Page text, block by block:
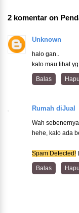
2 komentar on
Unknown
halo gan..
kalo mau lihat
Balas
Rumah diJual
Wah
hehe, kalo ada
Spam Detected!
Balas